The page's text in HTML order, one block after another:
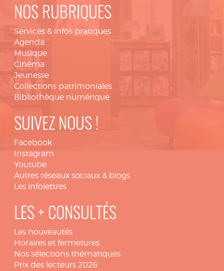
NOS RUBRIQUES
Services & infos pratiques
Agenda
Musique
Cinéma
Jeunesse
Collections patrimoniales
Bibliothèque numérique
SUIVEZ NOUS !
Facebook
Instagram
Youtube
Autres réseaux sociaux & blogs
Les infolettres
LES + CONSULTÉS
Les nouveautés
Horaires et fermetures
Nos sélections thématiques
Prix des lecteurs 2026